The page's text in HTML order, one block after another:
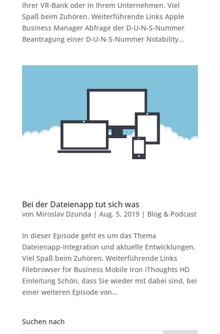
Ihrer VR-Bank oder in Ihrem Unternehmen. Viel
Spaß beim Zuhören. Weiterführende Links Apple
Business Manager Abfrage der D-U-N-S-Nummer
Beantragung einer D-U-N-S-Nummer Notability...
Bei der Dateienapp tut sich was
von Miroslav Dzunda | Aug. 5, 2019| Blog & Podcast
In dieser Episode geht es um das Thema
Dateienapp-Integration und aktuelle Entwicklungen.
Viel Spaß beim Zuhören. Weiterführende Links
Filebrowser for Business Mobile Iron iThoughts HD
Einleitung Schön, dass Sie wieder mit dabei sind, bei
einer weiteren Episode von...
Suchen nach